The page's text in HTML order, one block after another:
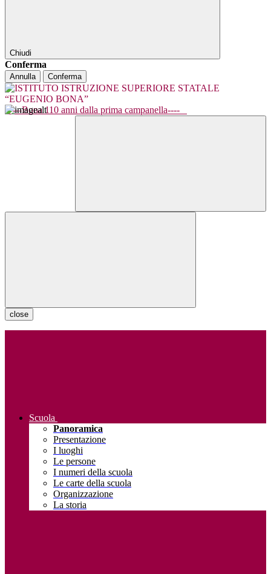
Chiudi
Conferma
Annulla Conferma
----Bona 110 anni dalla prima campanella----
close
Scuola
Panoramica
Presentazione
I luoghi
Le persone
I numeri della scuola
Le carte della scuola
Organizzazione
La storia